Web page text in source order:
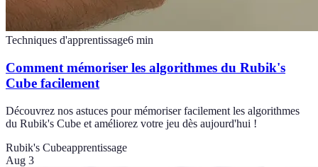
Techniques d'apprentissage6 min
Comment mémoriser les algorithmes du Rubik's
Cube facilement
Découvrez nos astuces pour mémoriser facilement les algorithmes
du Rubik's Cube et améliorez votre jeu dès aujourd'hui !
Rubik's Cubeapprentissage
Aug 3